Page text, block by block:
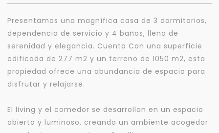
Presentamos una magnífica casa de 3 dormitorios,
dependencia de servicio y 4 baños, llena de
serenidad y elegancia. Cuenta Con una superficie
edificada de 277 m2 y un terreno de 1050 m2, esta
propiedad ofrece una abundancia de espacio para
disfrutar y relajarse.
El living y el comedor se desarrollan en un espacio
abierto y luminoso, creando un ambiente acogedor